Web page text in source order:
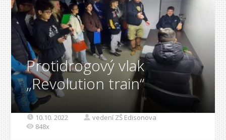
Protidrogový vlak
„Revolution train“
10.10. 2022
vedení ZŠ Edisonova
848x